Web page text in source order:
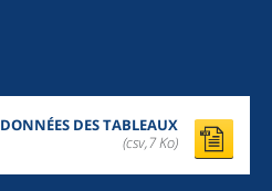
DONNÉES DES TABLEAUX
(csv,7 Ko)